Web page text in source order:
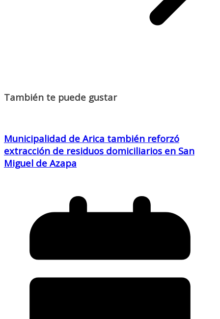
También te puede gustar
Municipalidad de Arica también reforzó
extracción de residuos domiciliarios en San
Miguel de Azapa